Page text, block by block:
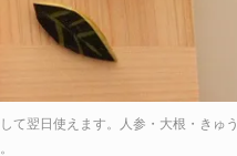
て翌日使えます。人参・大根・きゅ